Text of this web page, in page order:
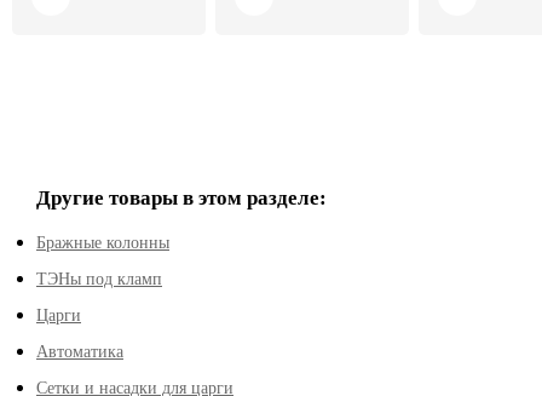
Другие товары в этом разделе:
Бражные колонны
ТЭНы под кламп
Царги
Автоматика
Сетки и насадки для царги